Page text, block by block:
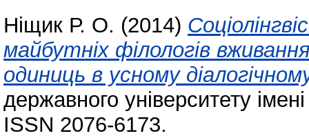
Ніщик Р. О. (2014)
майбутніх філологів
одиниць в усному
державного університету
ISSN 2076-6173.